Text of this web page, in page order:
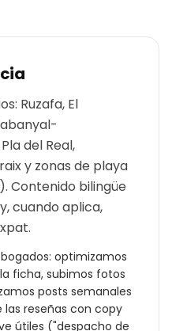
Ruzafa, El
del Real,
y zonas de playa
Contenido bilingüe
cuando aplica,
: optimizamos
ficha, subimos fotos
posts semanales
las reseñas con copy
útiles ("despacho de